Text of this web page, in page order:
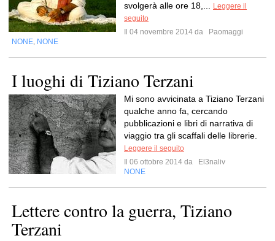
svolgerà alle ore 18,...
Leggere il
seguito
Il 04 novembre 2014 da
Paomaggi
NONE NONE
I luoghi di Tiziano Terzani
Mi sono avvicinata a Tiziano Terzani
qualche anno fa, cercando
pubblicazioni e libri di narrativa di
viaggio tra gli scaffali delle librerie.
Leggere il seguito
Il 06 ottobre 2014 da
El3naliv
NONE
Lettere contro la guerra, Tiziano
Terzani